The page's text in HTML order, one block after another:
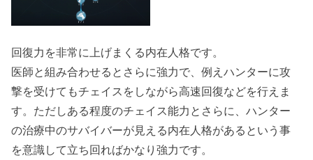
回復力を非常に上げまくる内在人格です。
医師と組み合わせるとさらに強力で、例えハンターに攻
撃を受けてもチェイスをしながら高速回復などを行えま
す。ただしある程度のチェイス能力とさらに、ハンター
の治療中のサバイバーが見える内在人格があるという事
を意識して立ち回ればかなり強力です。